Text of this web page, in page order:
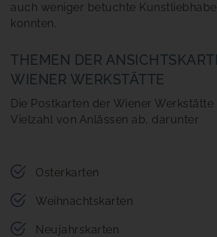
auch weniger betuchte
konnten.
THEMEN DER
WIENER WERKSTÄTTE
Die Postkarten der Wiener
Vielzahl von Anlässen ab, darunter
Osterkarten
Weihnachtskarten
Neujahrskarten